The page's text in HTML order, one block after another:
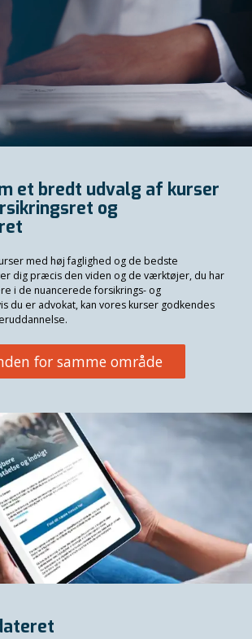
et bredt udvalg af kurser
og
med høj faglighed og de bedste
dig præcis den viden og de værktøjer, du har
i de nuancerede forsikrings- og
du er advokat, kan vores kurser godkendes
for samme område